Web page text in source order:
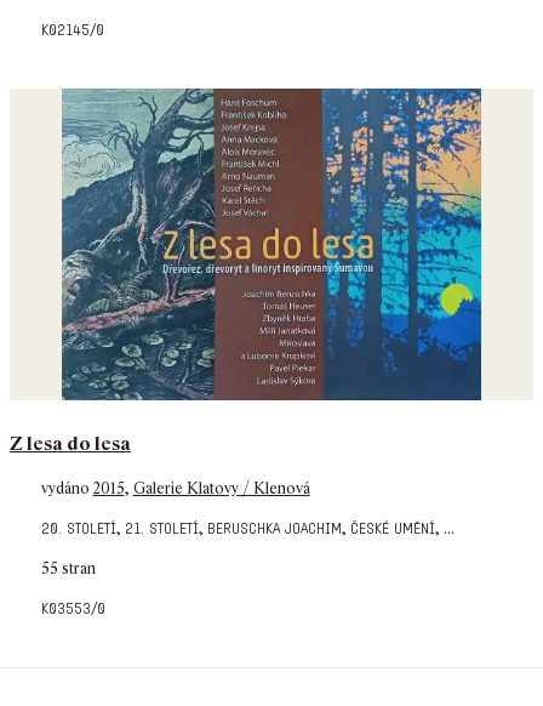
k02145/0
Z lesa do lesa
vydáno 2015, Galerie Klatovy / Klenová
20. století, 21. století, beruschka joachim, české umění, ...
55 stran
k03553/0